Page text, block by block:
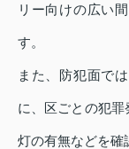
リー向けの広い
す。
また、防犯面で
に、区ごとの犯
灯の有無などを確